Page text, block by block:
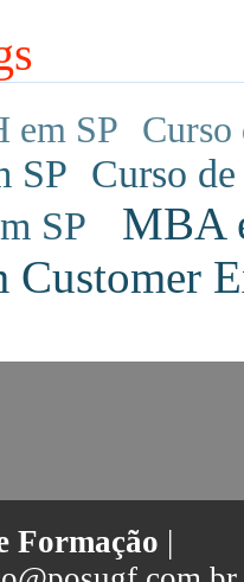
em SP Curso
SP Curso
SP
MBA
Customer
Formação |